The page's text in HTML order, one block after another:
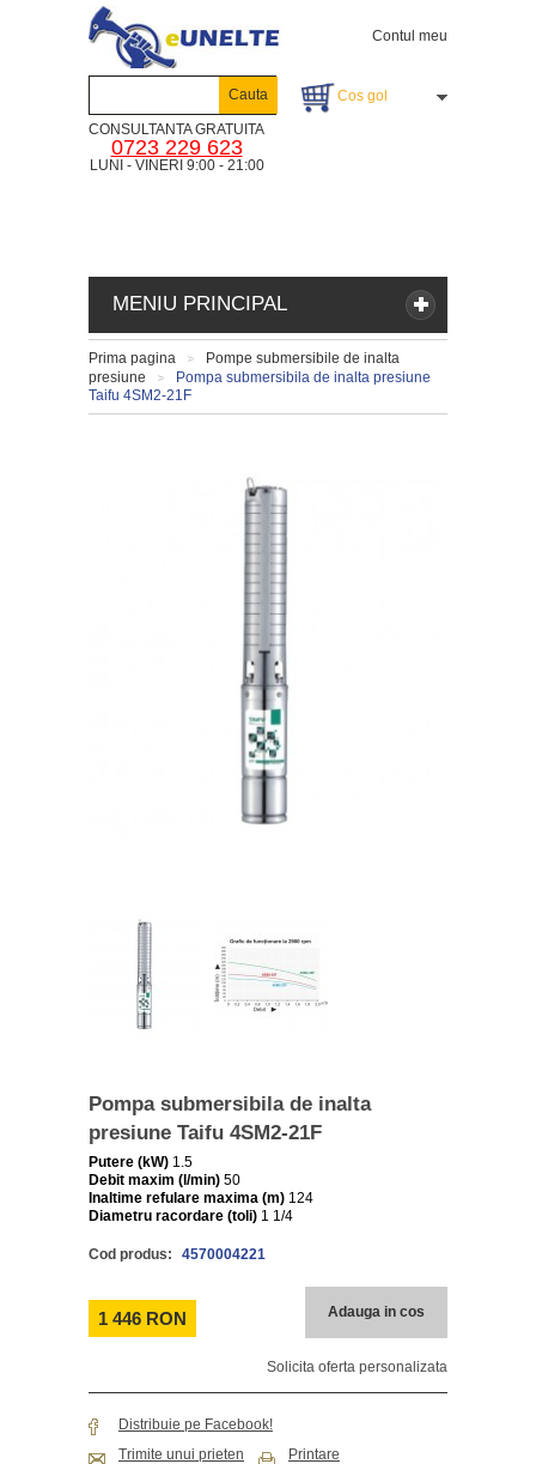
Contul meu
Cos gol
MENIU PRINCIPAL
CONSULTANTA GRATUITA
0723 229 623
LUNI - VINERI 9:00 - 21:00
Cauta
Prima pagina
>
Pompe submersibile de inalta
presiune
>
Pompa submersibila de inalta presiune
Taifu 4SM2-21F
Pompa submersibila de inalta
presiune Taifu 4SM2-21F
Putere (kW) 1.5
Debit maxim (l/min) 50
Inaltime refulare maxima (m) 124
Diametru racordare (toli) 1 1/4
Cod produs: 4570004221
1 446 RON Adauga in cos
Solicita oferta personalizata
Distribuie pe Facebook!
Trimite unui prieten
Printare